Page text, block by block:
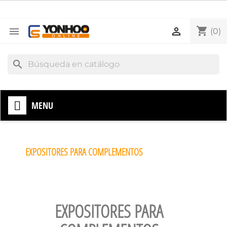
 shopping_cart (0)

search
MENU
EXPOSITORES PARA COMPLEMENTOS
EXPOSITORES PARA